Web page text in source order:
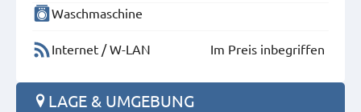
Waschmaschine
Internet / W-LAN Im Preis inbegriffen
LAGE & UMGEBUNG